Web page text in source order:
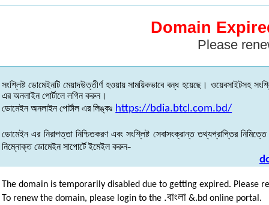
Domain
Please
সংশ্লিষ্ট ডোমেইনটি মেয়াদউত্তীর্ণ হওয়ায় সাময়িকভাবে বন্ধ হয়েছে। ওয়েবসাইটসহ
এর অনলাইন পোর্টালে লগিন করুন।
ডোমেইন অনলাইন পোর্টাল এর লিঙ্কঃ https://bdia.btcl.com.bd/
ডোমেইন এর নিরাপত্তা নিশ্চিতকরণ এবং সংশ্লিষ্ট সেবাসংক্রান্ত তথ্যপ্রাপ্তির নিমিত্তে
নিম্নোক্ত ডোমেইন সাপোর্টে ইমেইল করুন-
The domain is temporarily disabled due to getting expired. Please
To renew the domain, please login to the .বাংলা &.bd online portal.